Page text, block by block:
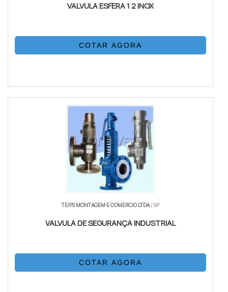
VALVULA ESFERA 1 2 INOX
COTAR AGORA
TEIPS MONTAGEM E COMERCIO LTDA/ SP
VALVULA DE SEGURANÇA INDUSTRIAL
COTAR AGORA